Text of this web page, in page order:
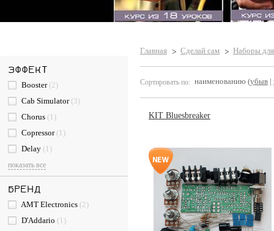
ЭФФЕКТ
Booster (2)
Cab Simulator (3)
Chorus (1)
Copressor (1)
Delay (1)
показать все
БРЕНД
AMT Electronics (2)
D'Addario (1)
Главная Сделай сам Наборы
Сортировать по: наименованию (убыв |
KIT Bluesbreaker